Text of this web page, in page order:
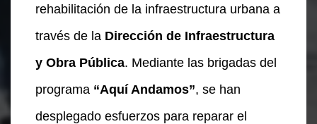
rehabilitación de la infraestructura urbana a
través de la Dirección de Infraestructura
y Obra Pública. Mediante las brigadas del
programa “Aquí Andamos”, se han
desplegado esfuerzos para reparar el